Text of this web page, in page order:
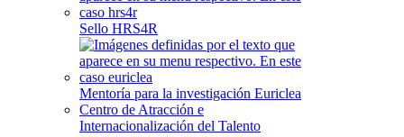
Sello HRS4R
Mentoría para la investigación Euriclea
Centro de Atracción e
Internacionalización del Talento